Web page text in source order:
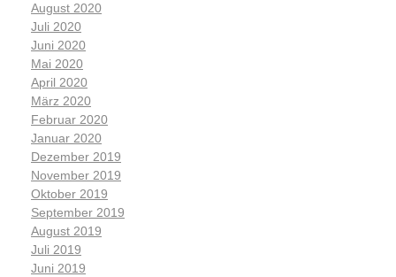
August 2020
Juli 2020
Juni 2020
Mai 2020
April 2020
März 2020
Februar 2020
Januar 2020
Dezember 2019
November 2019
Oktober 2019
September 2019
August 2019
Juli 2019
Juni 2019